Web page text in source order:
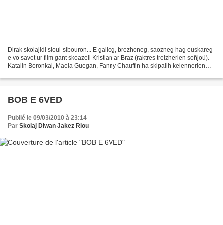
Dirak skolajidi sioul-sibouron... E galleg, brezhoneg, saozneg hag euskareg
e vo savet ur film gant skoazell Kristian ar Braz (raktres treizherien soñjoù).
Katalin Boronkai, Maela Guegan, Fanny Chauffin ha skipailh kelennerien
BOB E 6VED
Publié le 09/03/2010 à 23:14
Par Skolaj Diwan Jakez Riou